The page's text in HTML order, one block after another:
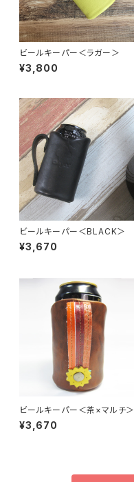
ビールキーパー＜ラガー＞
¥3,800
ビールキーパー＜BLACK＞
¥3,670
ビールキーパー＜茶×マルチ＞
¥3,670